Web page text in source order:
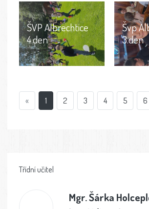
ŠVP Albrechtice
4.den
Švp
3.den
« 1 2 3 4 5 6
Třídní učitel
Mgr.Šárka